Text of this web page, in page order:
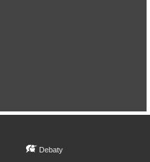
Debaty